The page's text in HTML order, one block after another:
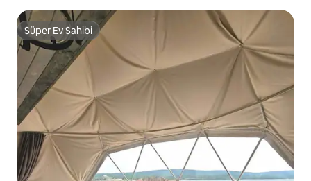
Süper Ev Sahibi
Süper Ev Sahibi